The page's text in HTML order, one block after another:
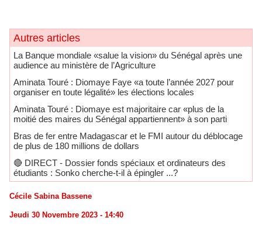
Autres articles
La Banque mondiale «salue la vision» du Sénégal après une
audience au ministère de l’Agriculture
Aminata Touré : Diomaye Faye «a toute l’année 2027 pour
organiser en toute légalité» les élections locales
Aminata Touré : Diomaye est majoritaire car «plus de la
moitié des maires du Sénégal appartiennent» à son parti
Bras de fer entre Madagascar et le FMI autour du déblocage
de plus de 180 millions de dollars
🔴​ DIRECT - Dossier fonds spéciaux et ordinateurs des
étudiants : Sonko cherche-t-il à épingler ...?
Cécile Sabina Bassene
Jeudi 30 Novembre 2023 - 14:40